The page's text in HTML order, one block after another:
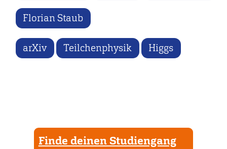
Florian Staub
arXiv Teilchenphysik Higgs
Finde deinen Studiengang